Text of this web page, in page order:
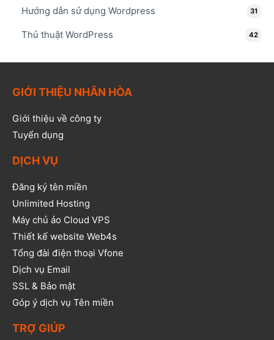
Hướng dẫn sử dụng Wordpress 31
Thủ thuật WordPress 42
GIỚI THIỆU NHÂN HÒA
Giới thiệu về công ty
Tuyển dụng
DỊCH VỤ
Đăng ký tên miền
Unlimited Hosting
Máy chủ ảo Cloud VPS
Thiết kế website Web4s
Tổng đài điện thoại Vfone
Dịch vụ Email
SSL & Bảo mật
Góp ý dịch vụ Tên miền
TRỢ GIÚP